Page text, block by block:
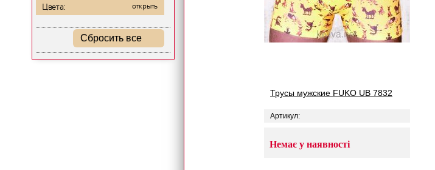
Цвета: открыть
Сбросить все
Трусы мужские FUKO UB 7832
Артикул:
Немає у наявності